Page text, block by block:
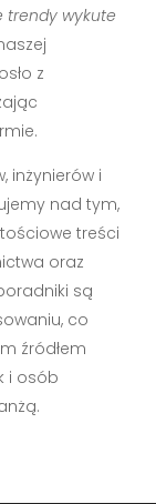
trendy wykute
z
inżynierów i
nad tym,
treści
oraz
są
co
źródłem
i osób